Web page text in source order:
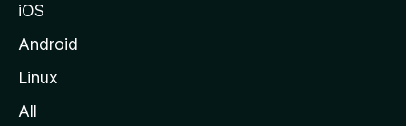
iOS
Android
Linux
All